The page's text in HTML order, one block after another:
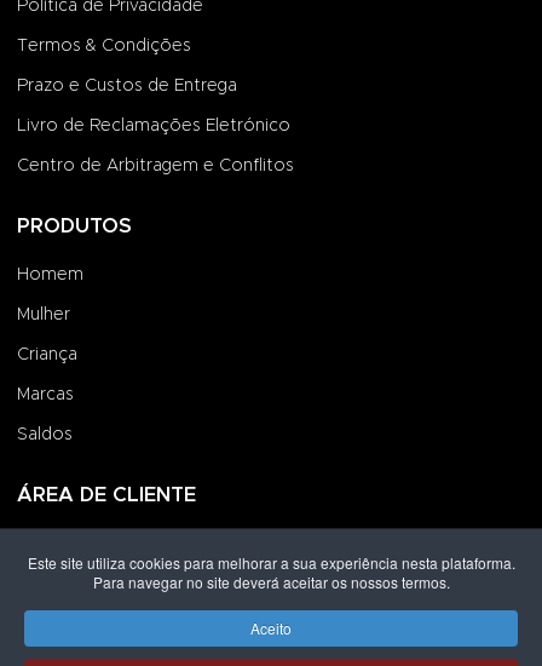
Política de Privacidade
Termos & Condições
Prazo e Custos de Entrega
Livro de Reclamações Eletrónico
Centro de Arbitragem e Conflitos
PRODUTOS
Homem
Mulher
Criança
Marcas
Saldos
ÁREA DE CLIENTE
Criar uma Conta
Este site utiliza cookies para melhorar a sua experiência nesta plataforma.
Para navegar no site deverá aceitar os nossos termos.
Aceito